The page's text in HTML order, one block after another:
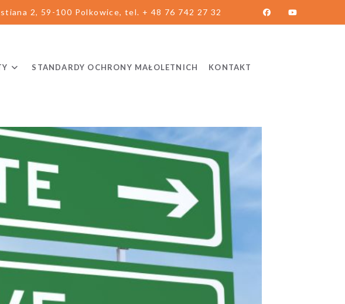
2, 59-100 Polkowice, tel. + 48 76 742 27 32
STANDARDY OCHRONY MAŁOLETNICH KONTAKT